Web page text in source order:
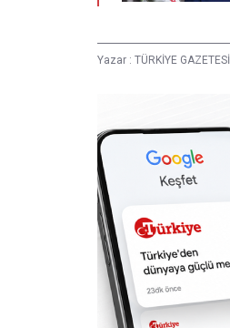
Yazar : TÜRKİYE GAZETESİ